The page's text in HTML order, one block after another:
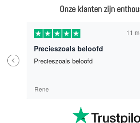
Onze klanten zijn
Previous
11
Precieszoals beloofd
Precieszoals beloofd
Rene